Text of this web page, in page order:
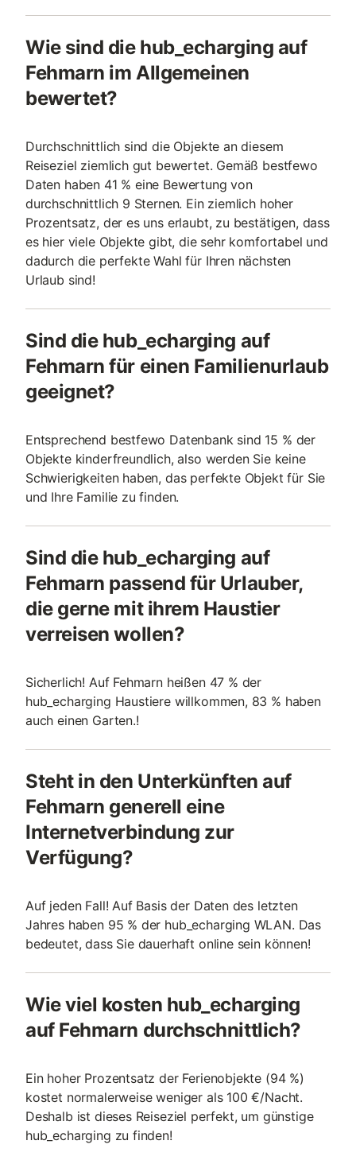
Wie sind die hub_echarging auf
Fehmarn im Allgemeinen
bewertet?
Durchschnittlich sind die Objekte an diesem
Reiseziel ziemlich gut bewertet. Gemäß bestfewo
Daten haben 41 % eine Bewertung von
durchschnittlich 9 Sternen. Ein ziemlich hoher
Prozentsatz, der es uns erlaubt, zu bestätigen, dass
es hier viele Objekte gibt, die sehr komfortabel und
dadurch die perfekte Wahl für Ihren nächsten
Urlaub sind!
Sind die hub_echarging auf
Fehmarn für einen Familienurlaub
geeignet?
Entsprechend bestfewo Datenbank sind 15 % der
Objekte kinderfreundlich, also werden Sie keine
Schwierigkeiten haben, das perfekte Objekt für Sie
und Ihre Familie zu finden.
Sind die hub_echarging auf
Fehmarn passend für Urlauber,
die gerne mit ihrem Haustier
verreisen wollen?
Sicherlich! Auf Fehmarn heißen 47 % der
hub_echarging Haustiere willkommen, 83 % haben
auch einen Garten.!
Steht in den Unterkünften auf
Fehmarn generell eine
Internetverbindung zur
Verfügung?
Auf jeden Fall! Auf Basis der Daten des letzten
Jahres haben 95 % der hub_echarging WLAN. Das
bedeutet, dass Sie dauerhaft online sein können!
Wie viel kosten hub_echarging
auf Fehmarn durchschnittlich?
Ein hoher Prozentsatz der Ferienobjekte (94 %)
kostet normalerweise weniger als 100 €/Nacht.
Deshalb ist dieses Reiseziel perfekt, um günstige
hub_echarging zu finden!